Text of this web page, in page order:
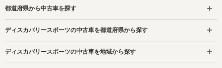
都道府県から中古車を探す
ディスカバリースポーツの中古車を都道府県から探す
ディスカバリースポーツの中古車を地域から探す